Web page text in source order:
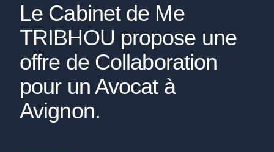
Le Cabinet de Me
TRIBHOU propose une
offre de Collaboration
pour un Avocat à
Avignon.